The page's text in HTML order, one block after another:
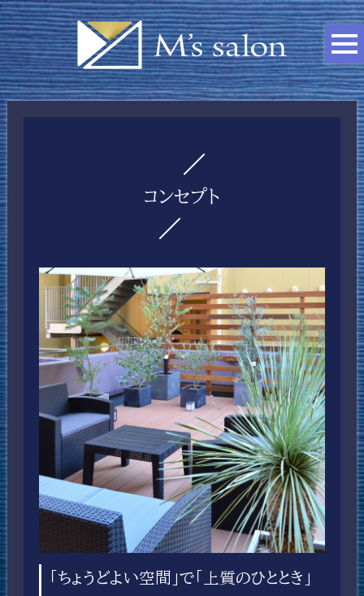
コンセプト
「ちょうどよい空間」で「上質のひととき」